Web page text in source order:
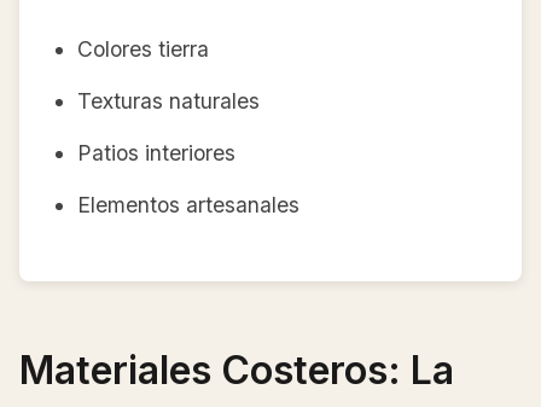
Colores tierra
Texturas naturales
Patios interiores
Elementos artesanales
Materiales Costeros: La